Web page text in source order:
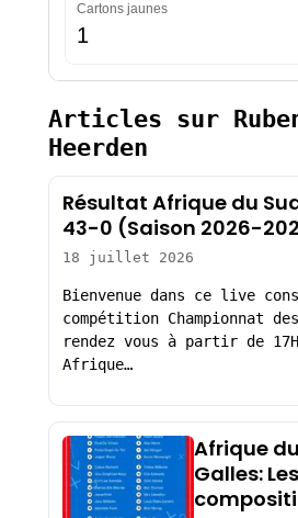
Cartons jaunes
1
Articles sur
Heerden
Résultat Afrique du
43-0 (Saison 2026-
18 juillet 2026
Bienvenue dans ce live
compétition Championnat
rendez vous à partir de
Afrique…
Afrique
Galles: Les